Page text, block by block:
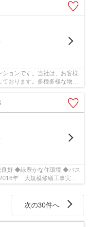
ョンです。当社は、お客様
おります。多種多様な物件
の物...
好 ◆緑豊かな住環境 ◆バス
年 大規模修繕工事実施
可能
次の30件へ